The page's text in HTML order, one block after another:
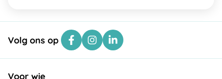
Volg ons op
Voor wie